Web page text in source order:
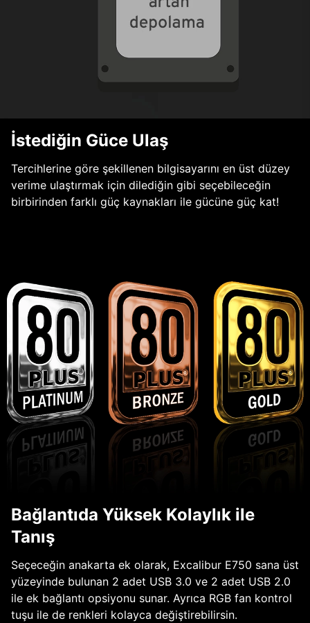
İstediğin Güce Ulaş
Tercihlerine göre şekillenen bilgisayarını en üst düzey
verime ulaştırmak için dilediğin gibi seçebileceğin
birbirinden farklı güç kaynakları ile gücüne güç kat!
Bağlantıda Yüksek Kolaylık ile
Tanış
Seçeceğin anakarta ek olarak, Excalibur E750 sana üst
yüzeyinde bulunan 2 adet USB 3.0 ve 2 adet USB 2.0
ile ek bağlantı opsiyonu sunar. Ayrıca RGB fan kontrol
tuşu ile de renkleri kolayca değiştirebilirsin.